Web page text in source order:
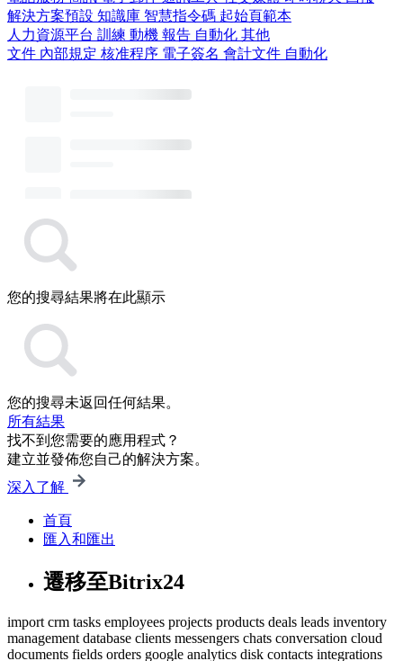
解決方案預設 知識庫 智慧指令碼 起始頁範本
人力資源平台 訓練 動機 報告 自動化 其他
文件 內部規定 核准程序 電子簽名 會計文件 自動化
您的搜尋結果將在此顯示
您的搜尋未返回任何結果。
所有結果
找不到您需要的應用程式？
建立並發佈您自己的解決方案。
深入了解
首頁
匯入和匯出
遷移至Bitrix24
import crm tasks employees projects products deals leads inventory
management database clients messengers chats conversation cloud
documents fields orders google analytics disk contacts integrations